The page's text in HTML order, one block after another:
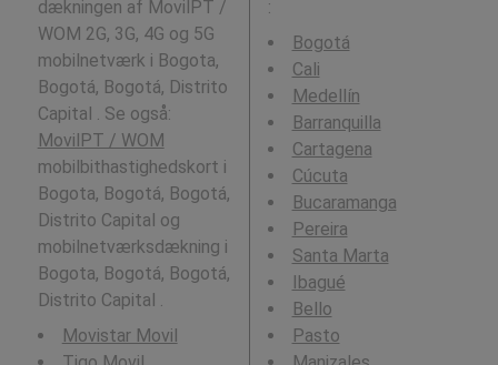
dækningen af MovilPT /
WOM 2G, 3G, 4G og 5G
mobilnetværk i Bogota,
Bogotá, Bogotá, Distrito
Capital . Se også:
MovilPT / WOM
mobilbithastighedskort i
Bogota, Bogotá, Bogotá,
Distrito Capital og
mobilnetværksdækning i
Bogota, Bogotá, Bogotá,
Distrito Capital .
Movistar Movil
:
Bogotá
Cali
Medellín
Barranquilla
Cartagena
Cúcuta
Bucaramanga
Pereira
Santa Marta
Ibagué
Bello
Pasto